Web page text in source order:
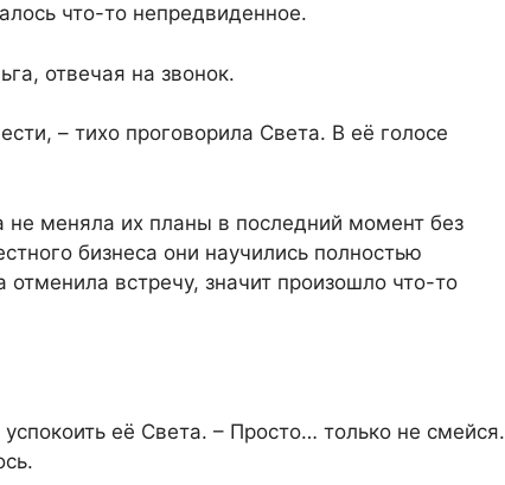
что-то непредвиденное.
отвечая на звонок.
– тихо проговорила Света. В её голосе
не меняла их планы в последний момент без
бизнеса они научились полностью
отменила встречу, значит произошло что-то
её Света. – Просто… только не смейся.